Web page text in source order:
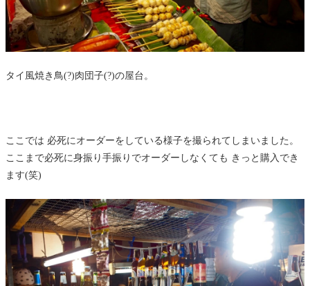
タイ風焼き鳥(?)肉団子(?)の屋台。
ここでは 必死にオーダーをしている様子を撮られてしまいました。
ここまで必死に身振り手振りでオーダーしなくても きっと購入でき
ます(笑)